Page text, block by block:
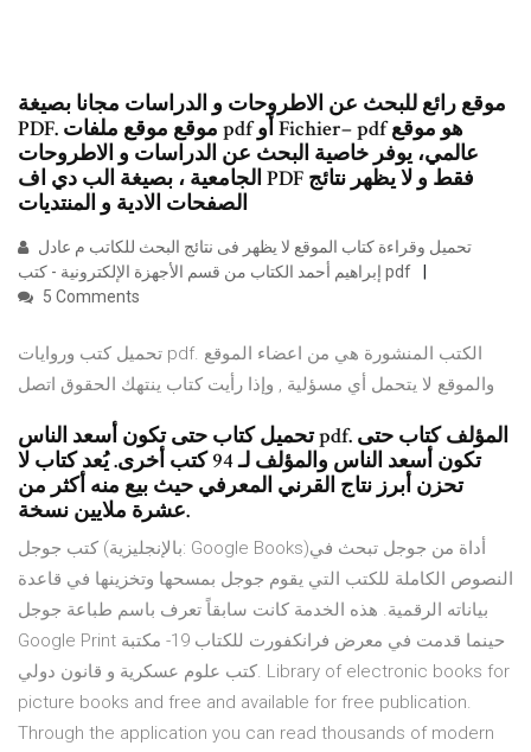
موقع رائع للبحث عن الاطروحات و الدراسات مجانا بصيغة
PDF. موقع موقع ملفات pdf أو Fichier– pdf هو موقع
عالمي، يوفر خاصية البحث عن الدراسات و الاطروحات
الجامعية ، بصيغة الب دي اف PDF فقط و لا يظهر نتائج
الصفحات الادية و المنتديات
إبراهيم أحمد الكتاب من قسم الأجهزة الإلكترونية - كتب pdf
5 Comments
تحميل كتب وروايات pdf. الكتب المنشورة هي من اعضاء الموقع
والموقع لا يتحمل أي مسؤلية , وإذا رأيت كتاب ينتهك الحقوق اتصل
تحميل كتاب حتى تكون أسعد الناس pdf. المؤلف كتاب حتى
تكون أسعد الناس والمؤلف لـ 94 كتب أخرى. يُعد كتاب لا
تحزن أبرز نتاج القرني المعرفي حيث بيع منه أكثر من
عشرة ملايين نسخة.
كتب جوجل (بالإنجليزية: Google Books)‏ أداة من جوجل تبحث في
النصوص الكاملة للكتب التي يقوم جوجل بمسحها وتخزينها في قاعدة
بياناته الرقمية. هذه الخدمة كانت سابقاً تعرف باسم طباعة جوجل
Google Print حينما قدمت في معرض فرانكفورت للكتاب 19- مكتبة
كتب علوم عسكرية و قانون دولي. Library of electronic books for
picture books and free and available for free publication.
Through the application you can read thousands of modern